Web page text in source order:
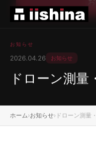
お知らせ
2026.04.26 お知らせ
ドローン測量
ホーム›お知らせ› ドローン測量